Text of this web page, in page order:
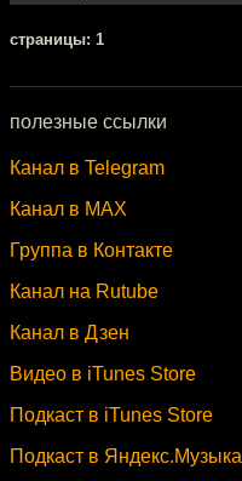
cтраницы: 1
полезные ссылки
Канал в Telegram
Канал в MAX
Группа в Контакте
Канал на Rutube
Канал в Дзен
Видео в iTunes Store
Подкаст в iTunes Store
Подкаст в Яндекс.Музыка